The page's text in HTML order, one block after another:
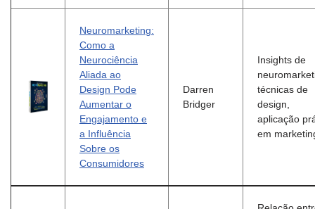
Neuromarketing:
Como a
Neurociência
Aliada ao
Design Pode
Aumentar o
Engajamento e
a Influência
Sobre os
Consumidores
Darren
Bridger
Insights de
técnicas de
design,
aplicação
em